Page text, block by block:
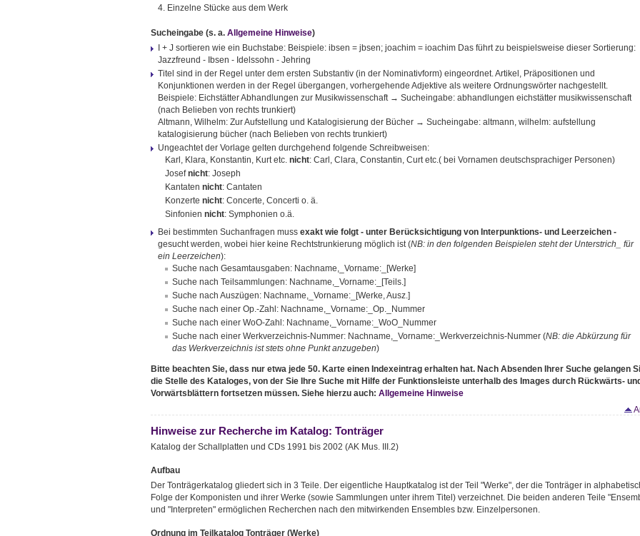
4. Einzelne Stücke aus dem Werk
Sucheingabe(s. a. Allgemeine Hinweise)
I + J sortieren wie ein Buchstabe: Beispiele: ibsen = jbsen; joachim = ioachim Das führt zu beispielsweise dieser Sortierung:
Jazzfreund - Ibsen - Idelssohn - Jehring
Titel sind in der Regel unter dem ersten Substantiv (in der Nominativform) eingeordnet. Artikel, Präpositionen und
Konjunktionen werden in der Regel übergangen, vorhergehende Adjektive als weitere Ordnungswörter nachgestellt.
Beispiele: Eichstätter Abhandlungen zur Musikwissenschaft → Sucheingabe: abhandlungen eichstätter musikwissenschaft
(nach Belieben von rechts trunkiert)
Altmann, Wilhelm: Zur Aufstellung und Katalogisierung der Bücher → Sucheingabe: altmann, wilhelm: aufstellung
katalogisierung bücher (nach Belieben von rechts trunkiert)
Ungeachtet der Vorlage gelten durchgehend folgende Schreibweisen:
Karl, Klara, Konstantin, Kurt etc. nicht: Carl, Clara, Constantin, Curt etc.( bei Vornamen deutschsprachiger Personen)
Josefnicht: Joseph
Kantaten nicht: Cantaten
Konzerte nicht: Concerte, Concerti o. ä.
Sinfonien nicht: Symphonien o.ä.
Bei bestimmten Suchanfragen muss exakt wie folgt - unter Berücksichtigung von Interpunktions- und Leerzeichen -
gesucht werden, wobei hier keine Rechtstrunkierung möglich ist (NB: in den folgenden Beispielen steht der Unterstrich_ für
ein Leerzeichen):
Suche nach Gesamtausgaben: Nachname,_Vorname:_[Werke]
Suche nach Teilsammlungen: Nachname,_Vorname:_[Teils.]
Suche nach Auszügen: Nachname,_Vorname:_[Werke, Ausz.]
Suche nach einer Op.-Zahl: Nachname,_Vorname:_Op._Nummer
Suche nach einer WoO-Zahl: Nachname,_Vorname:_WoO_Nummer
Suche nach einer Werkverzeichnis-Nummer: Nachname,_Vorname:_Werkverzeichnis-Nummer (NB: die Abkürzung für
das Werkverzeichnis ist stets ohne Punkt anzugeben)
Bitte beachten Sie, dass nur etwa jede 50. Karte einen Indexeintrag erhalten hat. Nach Absenden Ihrer Suche gelangen
die Stelle des Kataloges, von der Sie Ihre Suche mit Hilfe der Funktionsleiste unterhalb des Images durch Rückwärts-
Vorwärtsblättern fortsetzen müssen. Siehe hierzu auch: Allgemeine Hinweise
Hinweise zur Recherche im Katalog: Tonträger
Katalog der Schallplatten und CDs 1991 bis 2002 (AK Mus. III.2)
Aufbau
Der Tonträgerkatalog gliedert sich in 3 Teile. Der eigentliche Hauptkatalog ist der Teil "Werke", der die Tonträger in
Folge der Komponisten und ihrer Werke (sowie Sammlungen unter ihrem Titel) verzeichnet. Die beiden anderen Teile
und "Interpreten" ermöglichen Recherchen nach den mitwirkenden Ensembles bzw. Einzelpersonen.
Ordnung im Teilkatalog Tonträger (Werke)